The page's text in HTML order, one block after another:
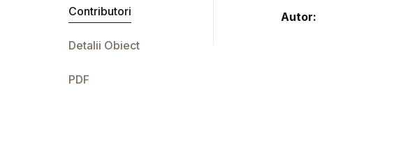
Contributori
Detalii Obiect
PDF
Autor: